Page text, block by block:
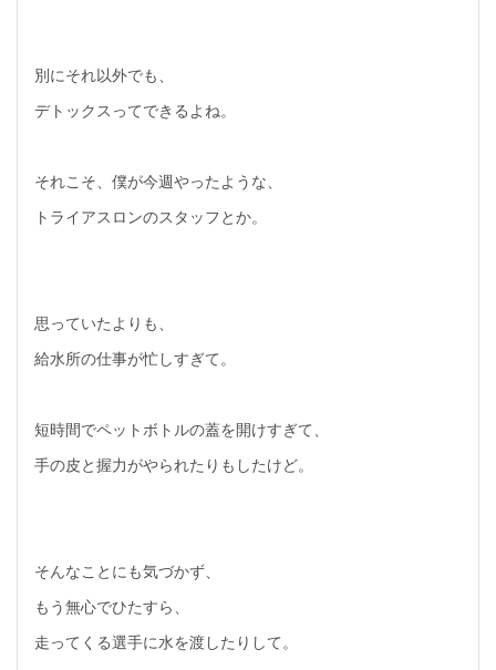
別にそれ以外でも、
デトックスってできるよね。
それこそ、僕が今週やったような、
トライアスロンのスタッフとか。
思っていたよりも、
給水所の仕事が忙しすぎて。
短時間でペットボトルの蓋を開けすぎて、
手の皮と握力がやられたりもしたけど。
そんなことにも気づかず、
もう無心でひたすら、
走ってくる選手に水を渡したりして。